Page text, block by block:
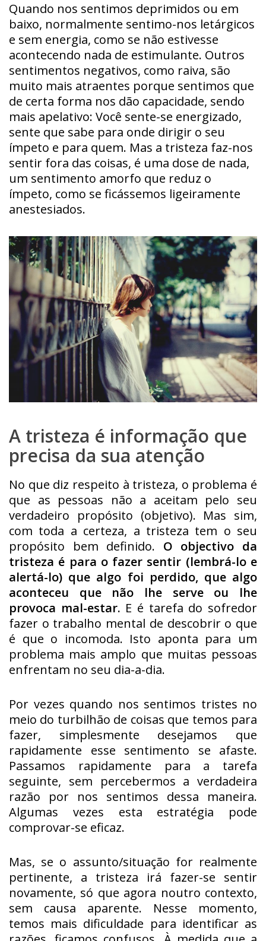
Quando nos sentimos deprimidos ou em
baixo, normalmente sentimo-nos letárgicos
e sem energia, como se não estivesse
acontecendo nada de estimulante. Outros
sentimentos negativos, como raiva, são
muito mais atraentes porque sentimos que
de certa forma nos dão capacidade, sendo
mais apelativo: Você sente-se energizado,
sente que sabe para onde dirigir o seu
ímpeto e para quem. Mas a tristeza faz-nos
sentir fora das coisas, é uma dose de nada,
um sentimento amorfo que reduz o
ímpeto, como se ficássemos ligeiramente
anestesiados.
A tristeza é informação que
precisa da sua atenção
No que diz respeito à tristeza, o problema é
que as pessoas não a aceitam pelo seu
verdadeiro propósito (objetivo). Mas sim,
com toda a certeza, a tristeza tem o seu
propósito bem definido. O objectivo da
tristeza é para o fazer sentir (lembrá-lo e
alertá-lo) que algo foi perdido, que algo
aconteceu que não lhe serve ou lhe
provoca mal-estar. E é tarefa do sofredor
fazer o trabalho mental de descobrir o que
é que o incomoda. Isto aponta para um
problema mais amplo que muitas pessoas
enfrentam no seu dia-a-dia.
Por vezes quando nos sentimos tristes no
meio do turbilhão de coisas que temos para
fazer, simplesmente desejamos que
rapidamente esse sentimento se afaste.
Passamos rapidamente para a tarefa
seguinte, sem percebermos a verdadeira
razão por nos sentimos dessa maneira.
Algumas vezes esta estratégia pode
comprovar-se eficaz.
Mas, se o assunto/situação for realmente
pertinente, a tristeza irá fazer-se sentir
novamente, só que agora noutro contexto,
sem causa aparente. Nesse momento,
temos mais dificuldade para identificar as